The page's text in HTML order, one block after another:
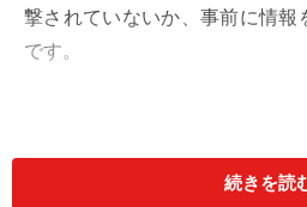
撃されていないか、事前に情報
です。
利用し、使用感などをレビュー
続きを読